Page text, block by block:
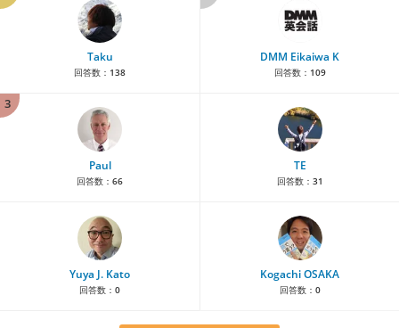
Taku
回答数： 138
DMM Eikaiwa K
回答数： 109
3
Paul
回答数： 66
TE
回答数： 31
Yuya J. Kato
回答数： 0
Kogachi OSAKA
回答数： 0